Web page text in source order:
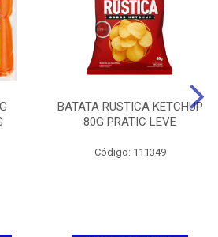
BATATA RUSTICA KETCHUP
80G PRATIC LEVE
Código: 111349